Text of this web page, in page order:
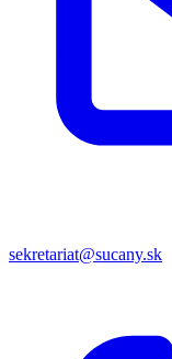
sekretariat@sucany.sk